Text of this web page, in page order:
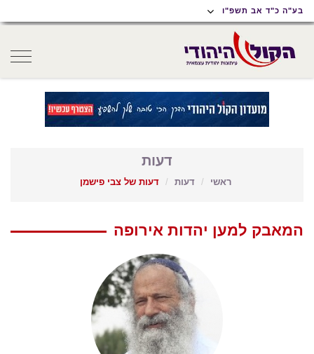
תפריט
נגישות
תפריט
ראשי
תוכן
ראשי
בע"ה כ"ד אב תשפ"ו
דעות
ראשי דעות דעות של צבי פישמן
המאבק למען יהדות אירופה